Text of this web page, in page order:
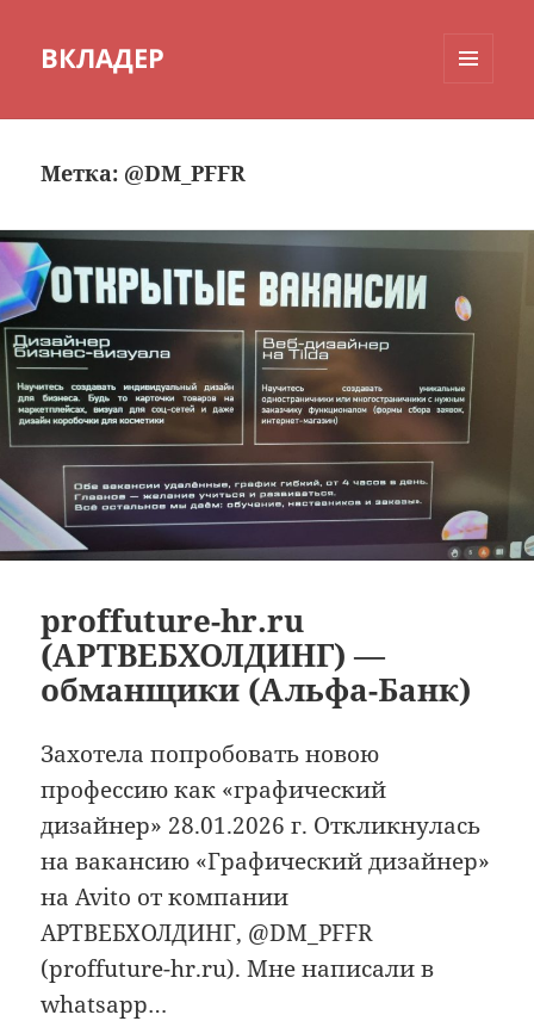
ВКЛАДЕР
Метка: @DM_PFFR
proffuture-hr.ru
(АРТВЕБХОЛДИНГ) —
обманщики (Альфа-Банк)
Захотела попробовать новою
профессию как «графический
дизайнер» 28.01.2026 г. Откликнулась
на вакансию «Графический дизайнер»
на Avito от компании
АРТВЕБХОЛДИНГ, @DM_PFFR
(proffuture-hr.ru). Мне написали в
whatsapp…